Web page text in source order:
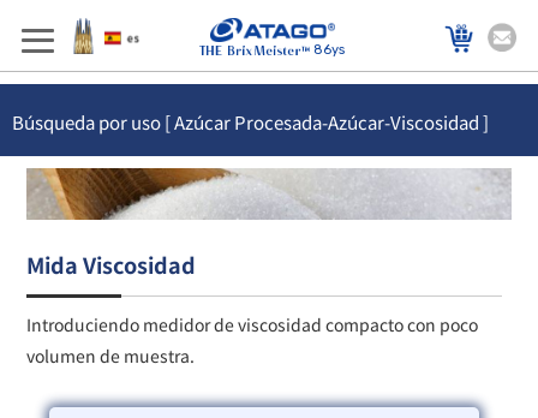
86ys
Búsqueda por uso [ Azúcar Procesada-Azúcar-Viscosidad ]
Mida Viscosidad
Introduciendo medidor de viscosidad compacto con poco
volumen de muestra.